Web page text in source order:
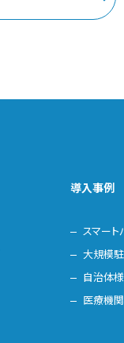
導入事例
スマート
大規模
自治体
医療機